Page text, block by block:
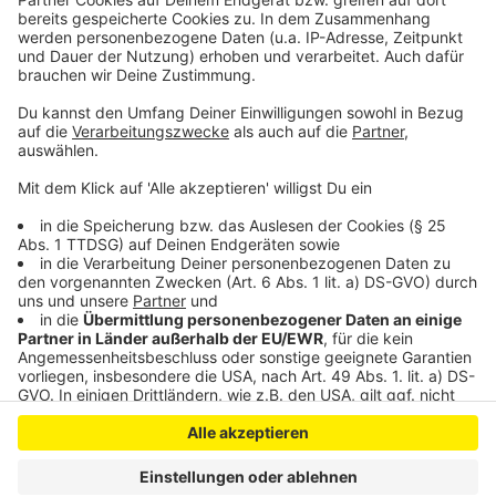
Anzeige
entlasten
Statistik: Sichere Schulwege in Leverkusen
Anzeige
Anzeige